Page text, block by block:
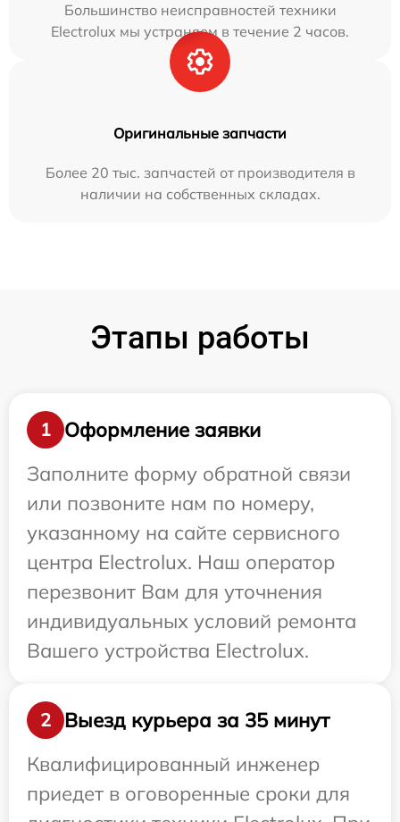
Большинство неисправностей техники
Electrolux мы устраняем в течение 2 часов.
Оригинальные запчасти
Более 20 тыс. запчастей от производителя в
наличии на собственных складах.
Этапы работы
1
Оформление заявки
Заполните форму обратной связи
или позвоните нам по номеру,
указанному на сайте сервисного
центра Electrolux. Наш оператор
перезвонит Вам для уточнения
индивидуальных условий ремонта
Вашего устройства Electrolux.
2
Выезд курьера за 35 минут
Квалифицированный инженер
приедет в оговоренные сроки для